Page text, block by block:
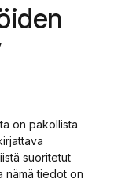
on pakollista
suoritetut
nämä tiedot on